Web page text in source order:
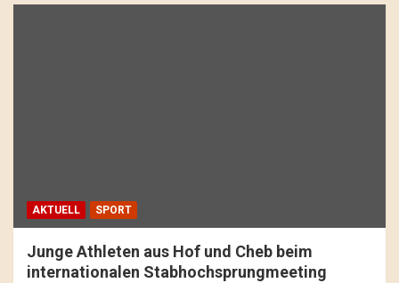
AKTUELL SPORT
Junge Athleten aus Hof und Cheb beim
internationalen Stabhochsprungmeeting